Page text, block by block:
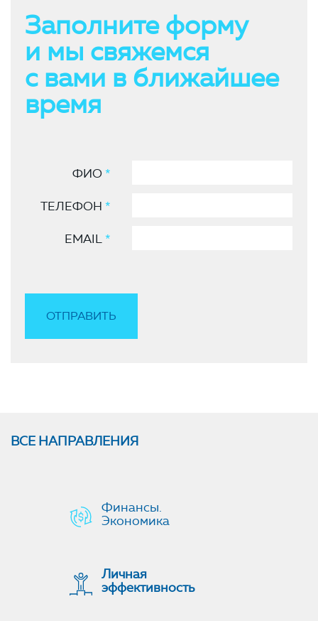
Заполните форму
и мы свяжемся
с вами в ближайшее
время
ФИО *
ТЕЛЕФОН *
EMAIL *
ВСЕ НАПРАВЛЕНИЯ
Финансы.
Экономика
Личная
эффективность